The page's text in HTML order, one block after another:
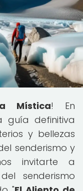
Mística! En
guía definitiva
y bellezas
senderismo y
invitarte a
senderismo